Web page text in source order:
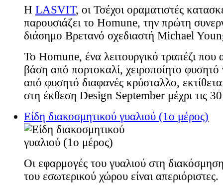
Η LASVIT, οι Τσέχοι οραματιστές
παρουσιάζει το Homune, την πρώτη
διάσημο Βρετανό σχεδιαστή Michael
Το Homune, ένα λειτουργικό τραπέζι που
βάση από πορτοκαλί, χειροποίητο φυσητό
από φυσητό διαφανές κρύσταλλο,
στη έκθεση Design September μέχρι τις
Είδη διακοσμητικού γυαλιού (1ο μέρος)
Οι εφαρμογές του γυαλιού στη
του εσωτερικού χώρου είναι απεριόριστες.